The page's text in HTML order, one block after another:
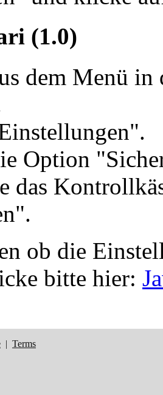
(1.0)
dem Menü
Option
das
ob die
bitte hier:
| Terms